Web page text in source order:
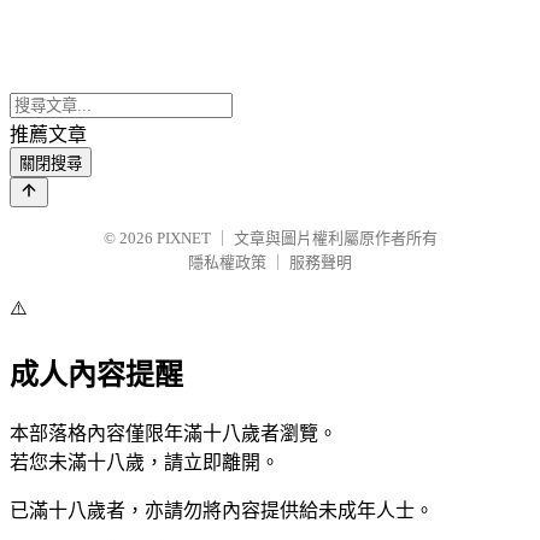
推薦文章
關閉搜尋
© 2026 PIXNET
文章與圖片權利屬原作者所有
隱私權政策
服務聲明
⚠️
成人內容提醒
本部落格內容僅限年滿十八歲者瀏覽。
若您未滿十八歲，請立即離開。
已滿十八歲者，亦請勿將內容提供給未成年人士。